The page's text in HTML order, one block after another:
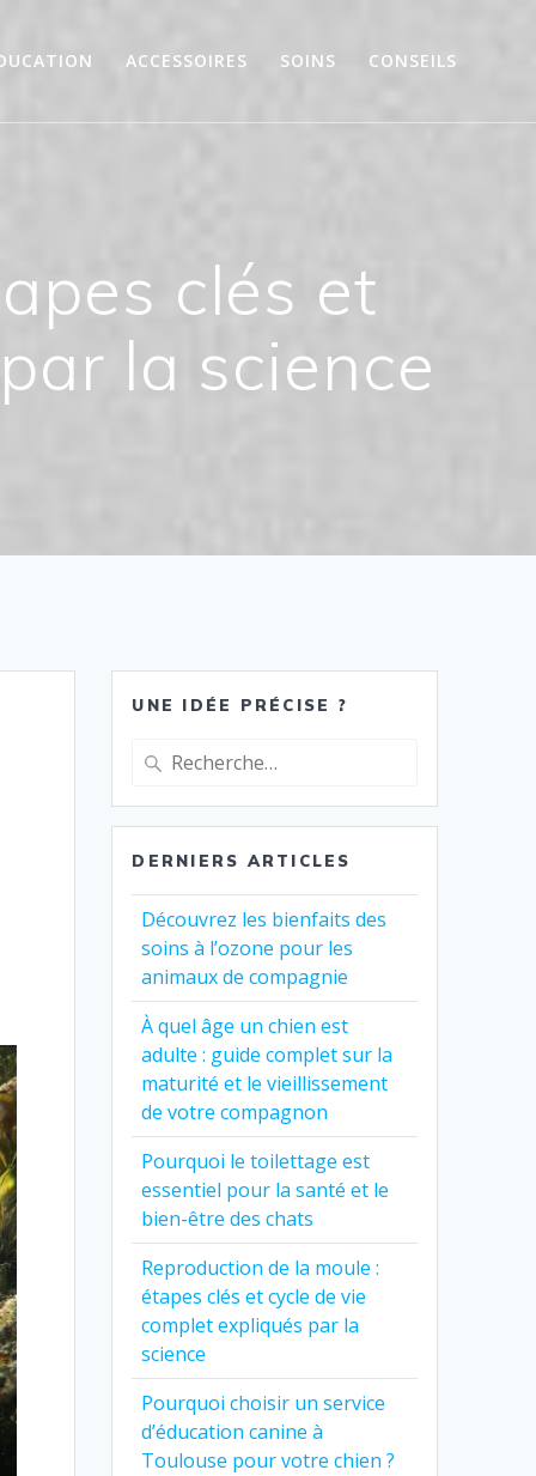
ACCESSOIRES SOINS CONSEILS
clés et
la science
UNE IDÉE PRÉCISE ?
Recherche
:
DERNIERS ARTICLES
Découvrez les bienfaits des
soins à l’ozone pour les
animaux de compagnie
À quel âge un chien est
adulte : guide complet sur la
maturité et le vieillissement
de votre compagnon
Pourquoi le toilettage est
essentiel pour la santé et le
bien-être des chats
Reproduction de la moule :
étapes clés et cycle de vie
complet expliqués par la
science
Pourquoi choisir un service
d’éducation canine à
Toulouse pour votre chien ?